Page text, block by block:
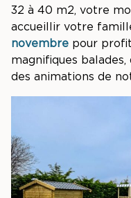
32 à 40 m2, votre
accueillir votre
novembre pour
magnifiques
des animations de